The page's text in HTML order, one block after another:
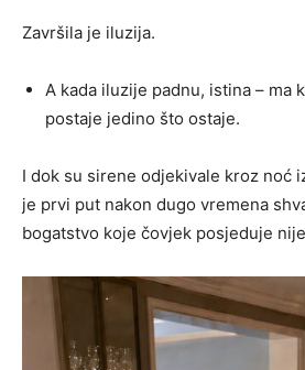
Završila je iluzija.
A kada iluzije padnu, istina – ma
postaje jedino što ostaje.
I dok su sirene odjekivale kroz noć
je prvi put nakon dugo vremena
bogatstvo koje čovjek posjeduje